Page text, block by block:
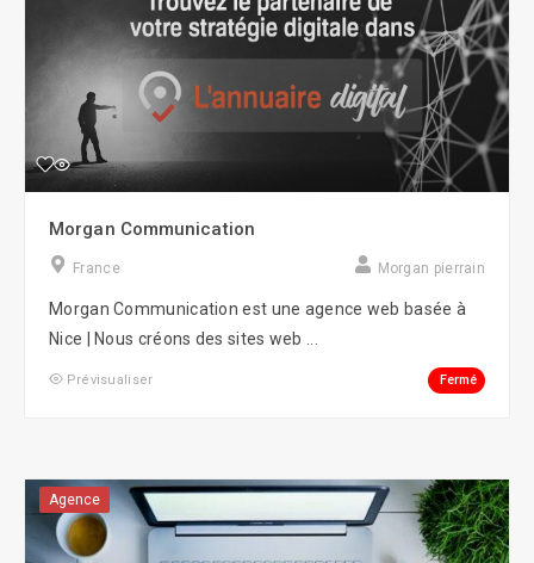
Morgan Communication
France Morgan pierrain
Morgan Communication est une agence web basée à
Nice | Nous créons des sites web ...
Prévisualiser Fermé
Agence